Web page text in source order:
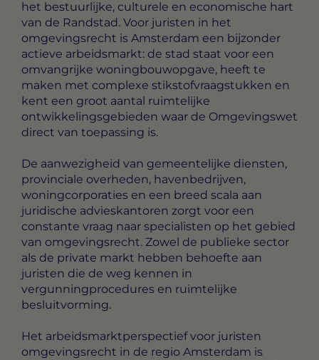
het bestuurlijke, culturele en economische hart
van de Randstad. Voor juristen in het
omgevingsrecht is Amsterdam een bijzonder
actieve arbeidsmarkt: de stad staat voor een
omvangrijke woningbouwopgave, heeft te
maken met complexe stikstofvraagstukken en
kent een groot aantal ruimtelijke
ontwikkelingsgebieden waar de Omgevingswet
direct van toepassing is.
De aanwezigheid van gemeentelijke diensten,
provinciale overheden, havenbedrijven,
woningcorporaties en een breed scala aan
juridische advieskantoren zorgt voor een
constante vraag naar specialisten op het gebied
van omgevingsrecht. Zowel de publieke sector
als de private markt hebben behoefte aan
juristen die de weg kennen in
vergunningprocedures en ruimtelijke
besluitvorming.
Het arbeidsmarktperspectief voor juristen
omgevingsrecht in de regio Amsterdam is